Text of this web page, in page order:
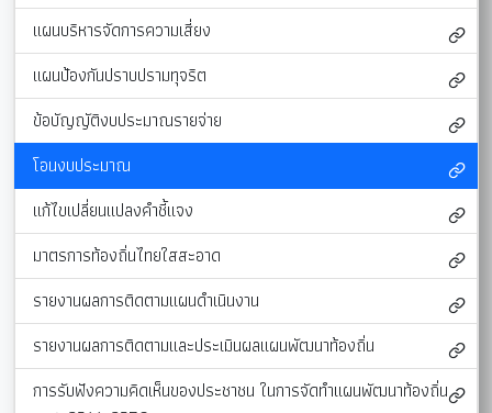
แผนบริหารจัดการความเสี่ยง
แผนป้องกันปราบปรามทุจริต
ข้อบัญญัติงบประมาณรายจ่าย
โอนงบประมาณ
แก้ไขเปลี่ยนแปลงคำชี้แจง
มาตรการท้องถิ่นไทยใสสะอาด
รายงานผลการติดตามแผนดำเนินงาน
รายงานผลการติดตามและประเมินผลแผนพัฒนาท้องถิ่น
การรับฟังความคิดเห็นของประชาชน ในการจัดทำแผนพัฒนาท้องถิ่น